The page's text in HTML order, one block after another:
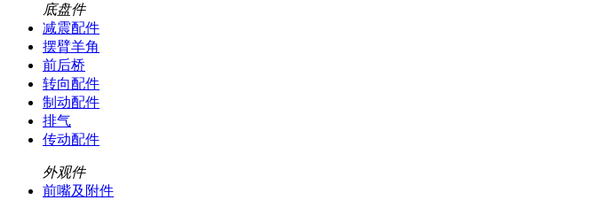
底盘件
减震配件
摆臂羊角
前后桥
转向配件
制动配件
排气
传动配件
外观件
前嘴及附件